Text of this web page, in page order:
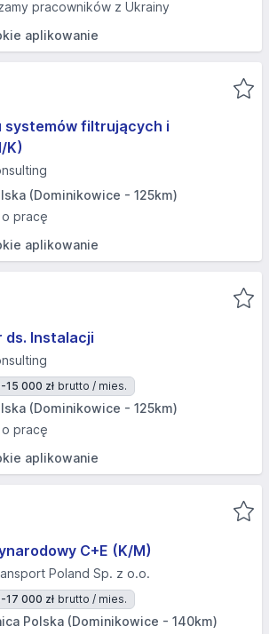
pracowników z Ukrainy
aplikowanie
systemów filtrujących i
K)
(Dominikowice - 125km)
pracę
aplikowanie
ds. Instalacji
15 000 zł brutto / mies.
(Dominikowice - 125km)
pracę
aplikowanie
C+E (K/M)
Poland Sp. z o.o.
17 000 zł brutto / mies.
Polska (Dominikowice - 140km)